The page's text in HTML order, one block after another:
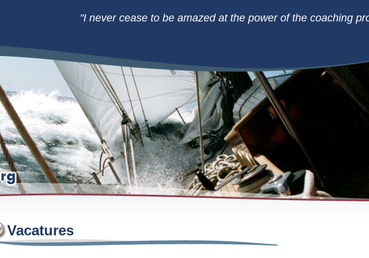
"I never cease to be amazed at the power of the coaching
Vacatures